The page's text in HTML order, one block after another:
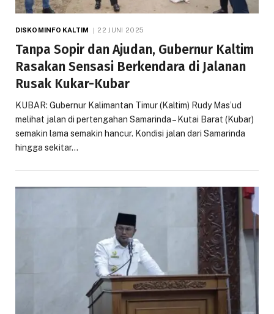
DISKOMINFO KALTIM 22 JUNI 2025
Tanpa Sopir dan Ajudan, Gubernur Kaltim
Rasakan Sensasi Berkendara di Jalanan
Rusak Kukar-Kubar
KUBAR: Gubernur Kalimantan Timur (Kaltim) Rudy Mas’ud
melihat jalan di pertengahan Samarinda – Kutai Barat (Kubar)
semakin lama semakin hancur. Kondisi jalan dari Samarinda
hingga sekitar…